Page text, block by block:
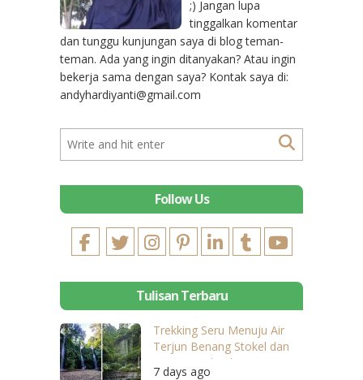
;) Jangan lupa
tinggalkan komentar
dan tunggu kunjungan saya di blog teman-
teman. Ada yang ingin ditanyakan? Atau ingin
bekerja sama dengan saya? Kontak saya di:
andyhardiyanti@gmail.com
Follow Us
Tulisan Terbaru
Trekking Seru Menuju Air
Terjun Benang Stokel dan
Benang Kelambu
7 days ago